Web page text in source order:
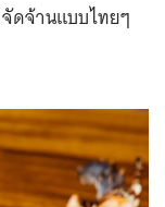
ดจ้านแบบไทยๆ